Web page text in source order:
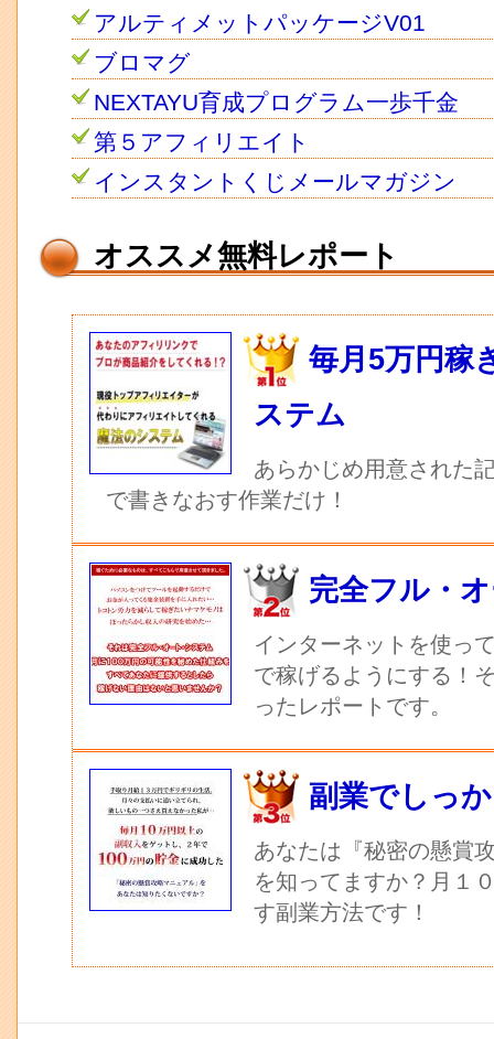
アルティメットパッケージV01
ブロマグ
NEXTAYU育成プログラム一歩千金
第５アフィリエイト
インスタントくじメールマガジン
オススメ無料レポート
毎月5万円稼
ステム
あらかじめ用意された
で書きなおす作業だけ！
完全フル・
インターネットを使っ
で稼げるようにする！
ったレポートです。
副業でしっ
あなたは『秘密の懸賞
を知ってますか？月１
す副業方法です！